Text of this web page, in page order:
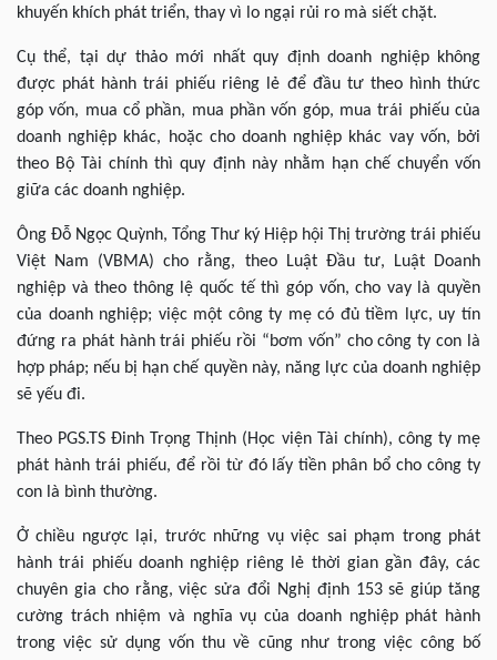
khuyến khích phát triển, thay vì lo ngại rủi ro mà siết chặt.
Cụ thể, tại dự thảo mới nhất quy định doanh nghiệp không
được phát hành trái phiếu riêng lẻ để đầu tư theo hình thức
góp vốn, mua cổ phần, mua phần vốn góp, mua trái phiếu của
doanh nghiệp khác, hoặc cho doanh nghiệp khác vay vốn, bởi
theo Bộ Tài chính thì quy định này nhằm hạn chế chuyển vốn
giữa các doanh nghiệp.
Ông Đỗ Ngọc Quỳnh, Tổng Thư ký Hiệp hội Thị trường trái phiếu
Việt Nam (VBMA) cho rằng, theo Luật Đầu tư, Luật Doanh
nghiệp và theo thông lệ quốc tế thì góp vốn, cho vay là quyền
của doanh nghiệp; việc một công ty mẹ có đủ tiềm lực, uy tín
đứng ra phát hành trái phiếu rồi “bơm vốn” cho công ty con là
hợp pháp; nếu bị hạn chế quyền này, năng lực của doanh nghiệp
sẽ yếu đi.
Theo PGS.TS Đinh Trọng Thịnh (Học viện Tài chính), công ty mẹ
phát hành trái phiếu, để rồi từ đó lấy tiền phân bổ cho công ty
con là bình thường.
Ở chiều ngược lại, trước những vụ việc sai phạm trong phát
hành trái phiếu doanh nghiệp riêng lẻ thời gian gần đây, các
chuyên gia cho rằng, việc sửa đổi Nghị định 153 sẽ giúp tăng
cường trách nhiệm và nghĩa vụ của doanh nghiệp phát hành
trong việc sử dụng vốn thu về cũng như trong việc công bố